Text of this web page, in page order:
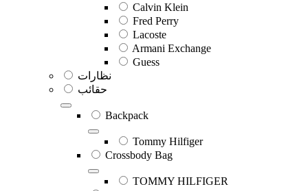
Calvin Klein
Fred Perry
Lacoste
Armani Exchange
Guess
نظارات
حقائب
Backpack
Tommy Hilfiger
Crossbody Bag
TOMMY HILFIGER